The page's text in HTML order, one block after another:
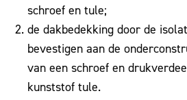
schroef en tule;
de dakbedekking door de
bevestigen aan de
van een schroef en
kunststof tule.